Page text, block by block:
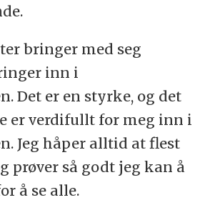
bringer med seg
inn i
Det er en styrke, og det
er verdifullt for meg inn i
Jeg håper alltid at flest
prøver så godt jeg kan å
å se alle.